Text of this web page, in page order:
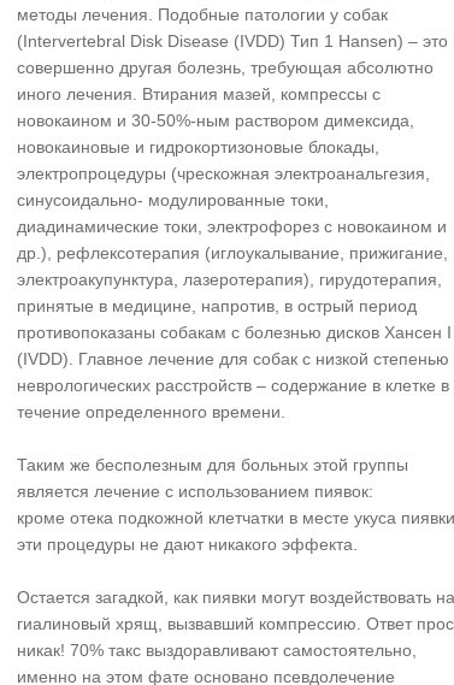
методы лечения. Подобные патологии у собак
(Intervertebral Disk Disease (IVDD) Тип 1 Hansen) – это
совершенно другая болезнь, требующая абсолютно
иного лечения. Втирания мазей, компрессы с
новокаином и 30-50%-ным раствором димексида,
новокаиновые и гидрокортизоновые блокады,
электропроцедуры (чрескожная электроанальгезия,
синусоидально- модулированные токи,
диадинамические токи, электрофорез с новокаином и
др.), рефлексотерапия (иглоукалывание, прижигание,
электроакупунктура, лазеротерапия), гирудотерапия,
принятые в медицине, напротив, в острый период
противопоказаны собакам с болезнью дисков Хансен I
(IVDD). Главное лечение для собак с низкой степенью
неврологических расстройств – содержание в клетке в
течение определенного времени.
Таким же бесполезным для больных этой группы
является лечение с использованием пиявок:
кроме отека подкожной клетчатки в месте укуса
эти процедуры не дают никакого эффекта.
Остается загадкой, как пиявки могут воздействовать на
гиалиновый хрящ, вызвавший компрессию. Ответ
никак! 70% такс выздоравливают самостоятельно,
именно на этом фате основано псевдолечение